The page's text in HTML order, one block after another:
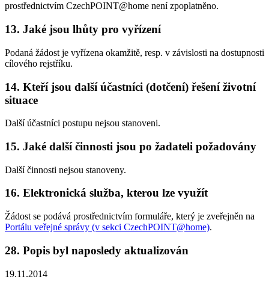
prostřednictvím CzechPOINT@home není zpoplatněno.
13. Jaké jsou lhůty pro vyřízení
Podaná žádost je vyřízena okamžitě, resp. v závislosti na dostupnosti
cílového rejstříku.
14. Kteří jsou další účastníci (dotčení) řešení životní
situace
Další účastníci postupu nejsou stanoveni.
15. Jaké další činnosti jsou po žadateli požadovány
Další činnosti nejsou stanoveny.
16. Elektronická služba, kterou lze využít
Žádost se podává prostřednictvím formuláře, který je zveřejněn na
Portálu veřejné správy (v sekci CzechPOINT@home).
28. Popis byl naposledy aktualizován
19.11.2014